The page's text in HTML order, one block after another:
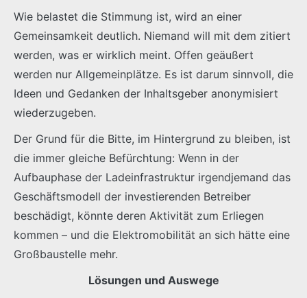
Wie belastet die Stimmung ist, wird an einer
Gemeinsamkeit deutlich. Niemand will mit dem zitiert
werden, was er wirklich meint. Offen geäußert
werden nur Allgemeinplätze. Es ist darum sinnvoll, die
Ideen und Gedanken der Inhaltsgeber anonymisiert
wiederzugeben.
Der Grund für die Bitte, im Hintergrund zu bleiben, ist
die immer gleiche Befürchtung: Wenn in der
Aufbauphase der Ladeinfrastruktur irgendjemand das
Geschäftsmodell der investierenden Betreiber
beschädigt, könnte deren Aktivität zum Erliegen
kommen – und die Elektromobilität an sich hätte eine
Großbaustelle mehr.
Lösungen und Auswege